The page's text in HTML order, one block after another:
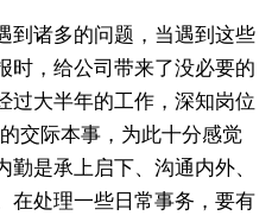
诸多的问题，当遇到这些
时，给公司带来了没必要的
过大半年的工作，深知岗位
交际本事，为此十分感觉
是承上启下、沟通内外、
在处理一些日常事务，要有